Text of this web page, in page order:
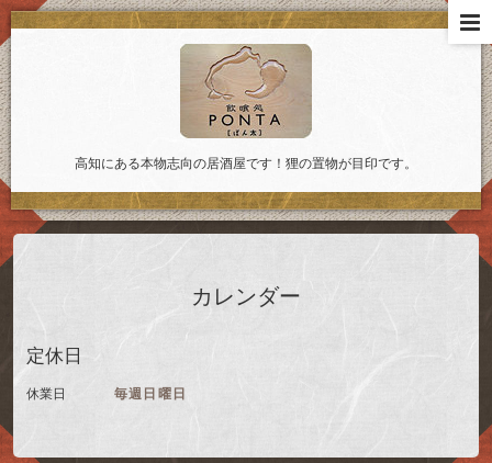
高知にある本物志向の居酒屋です！狸の置物が目印です。
カレンダー
定休日
休業日 毎週日曜日